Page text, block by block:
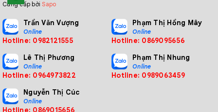
Cung cấp bởiSapo
Trần Văn Vượng
Online
Hotline: 0982121555
Phạm Thị Hồng Mây
Online
Hotline: 0869095656
Lê Thị Phương
Online
Hotline: 0964973822
Phạm Thị Nhung
Online
Hotline: 0989063459
Nguyễn Thị Cúc
Online
Hotline: 0869015656